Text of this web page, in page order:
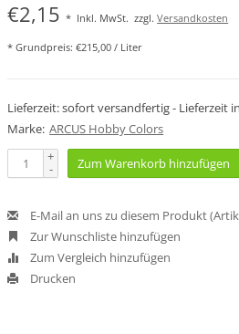
€2,15* Inkl. MwSt. zzgl.Versandkosten
* Grundpreis: €215,00 / Liter
Lieferzeit: sofort versandfertig - Lieferzeit
Marke: ARCUS Hobby Colors
+
- Zum Warenkorb hinzufügen
E-Mail an uns zu diesem Produkt
Zur Wunschliste hinzufügen
Zum Vergleich hinzufügen
Drucken